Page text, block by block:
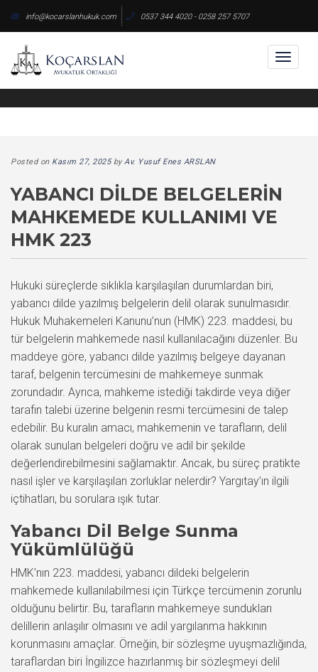
content
info@kocarslanhukuk.com 0537 344 4020 - 0258 257 5707
Posted on Kasım 27, 2025byAv. Yusuf Enes ARSLAN
YABANCI DILDE BELGELERIN
MAHKEMEDE KULLANIMI VE
HMK 223
Hukuki süreçlerde sıklıkla karşılaşılan durumlardan biri,
yabancı dilde yazılmış belgelerin delil olarak sunulmasıdır.
Hukuk Muhakemeleri Kanunu’nun (HMK) 223. maddesi, bu
tür belgelerin mahkemede nasıl kullanılacağını düzenler. Bu
maddeye göre, yabancı dilde yazılmış belgeye dayanan
taraf, belgenin tercümesini de mahkemeye sunmak
zorundadır. Ayrıca, mahkeme istediği takdirde veya diğer
tarafın talebi üzerine belgenin resmi tercümesini de talep
edebilir. Bu kuralın amacı, mahkemenin ve tarafların, delil
olarak sunulan belgeleri doğru ve adil bir şekilde
değerlendirebilmesini sağlamaktır. Ancak, bu süreç pratikte
nasıl işler ve karşılaşılan zorluklar nelerdir? Yargıtay’ın ilgili
içtihatları, bu sorulara ışık tutar.
Yabancı Dil Belge Sunma
Yükümlülüğü
HMK’nın 223. maddesi, yabancı dildeki belgelerin
mahkemede kullanılabilmesi için Türkçe tercümenin zorunlu
olduğunu belirtir. Bu, tarafların mahkemeye sundukları
delillerin anlaşılır olmasını ve adil yargılanma hakkının
korunmasını amaçlar. Örneğin, bir sözleşme uyuşmazlığında,
taraflardan biri İngilizce hazırlanmış bir sözleşmeyi delil